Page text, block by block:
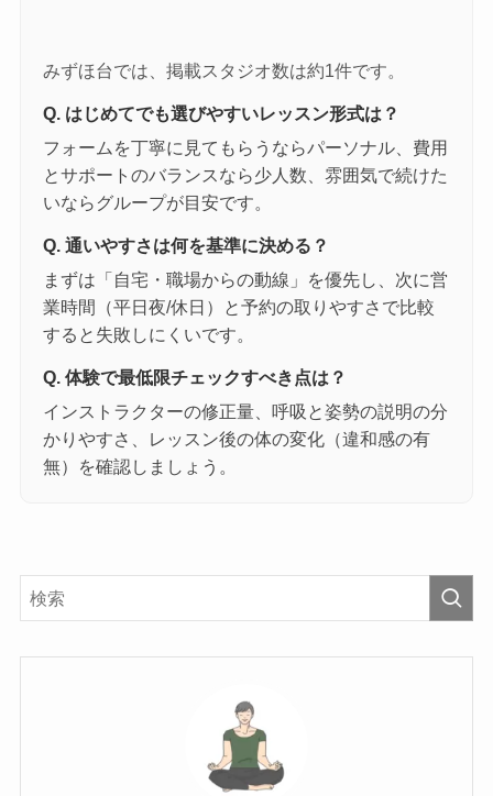
みずほ台では、掲載スタジオ数は約1件です。
Q. はじめてでも選びやすいレッスン形式は？
フォームを丁寧に見てもらうならパーソナル、費用
とサポートのバランスなら少人数、雰囲気で続けた
いならグループが目安です。
Q. 通いやすさは何を基準に決める？
まずは「自宅・職場からの動線」を優先し、次に営
業時間（平日夜/休日）と予約の取りやすさで比較
すると失敗しにくいです。
Q. 体験で最低限チェックすべき点は？
インストラクターの修正量、呼吸と姿勢の説明の分
かりやすさ、レッスン後の体の変化（違和感の有
無）を確認しましょう。